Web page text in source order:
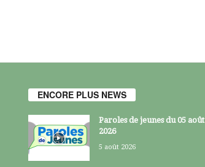
ENCORE PLUS NEWS
Paroles de jeunes du 05 août
2026
5 août 2026